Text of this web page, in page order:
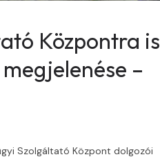
Központra is
–
Szolgáltató Központ dolgozói